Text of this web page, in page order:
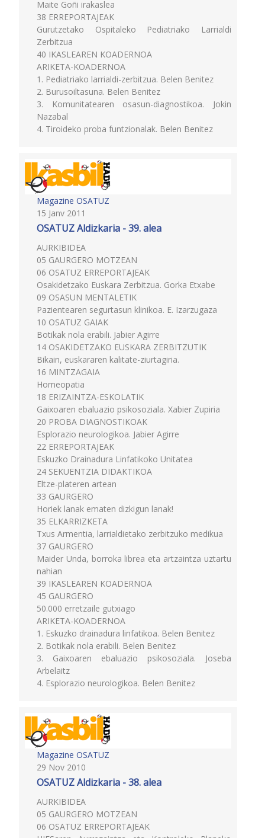
Maite Goñi irakaslea
38 ERREPORTAJEAK
Gurutzetako Ospitaleko Pediatriako Larrialdi
Zerbitzua
40 IKASLEAREN KOADERNOA
ARIKETA-KOADERNOA
1. Pediatriako larrialdi-zerbitzua. Belen Benitez
2. Burusoiltasuna. Belen Benitez
3. Komunitatearen osasun-diagnostikoa. Jokin
Nazabal
4. Tiroideko proba funtzionalak. Belen Benitez
Magazine OSATUZ
15 Janv 2011
OSATUZ Aldizkaria - 39. alea
AURKIBIDEA
05 GAURGERO MOTZEAN
06 OSATUZ ERREPORTAJEAK
Osakidetzako Euskara Zerbitzua. Gorka Etxabe
09 OSASUN MENTALETIK
Pazientearen segurtasun klinikoa. E. Izarzugaza
10 OSATUZ GAIAK
Botikak nola erabili. Jabier Agirre
14 OSAKIDETZAKO EUSKARA ZERBITZUTIK
Bikain, euskararen kalitate-ziurtagiria.
16 MINTZAGAIA
Homeopatia
18 ERIZAINTZA-ESKOLATIK
Gaixoaren ebaluazio psikosoziala. Xabier Zupiria
20 PROBA DIAGNOSTIKOAK
Esplorazio neurologikoa. Jabier Agirre
22 ERREPORTAJEAK
Eskuzko Drainadura Linfatikoko Unitatea
24 SEKUENTZIA DIDAKTIKOA
Eltze-plateren artean
33 GAURGERO
Horiek lanak ematen dizkigun lanak!
35 ELKARRIZKETA
Txus Armentia, larrialdietako zerbitzuko medikua
37 GAURGERO
Maider Unda, borroka librea eta artzaintza uztartu
nahian
39 IKASLEAREN KOADERNOA
45 GAURGERO
50.000 erretzaile gutxiago
ARIKETA-KOADERNOA
1. Eskuzko drainadura linfatikoa. Belen Benitez
2. Botikak nola erabili. Belen Benitez
3. Gaixoaren ebaluazio psikosoziala. Joseba
Arbelaitz
4. Esplorazio neurologikoa. Belen Benitez
Magazine OSATUZ
29 Nov 2010
OSATUZ Aldizkaria - 38. alea
AURKIBIDEA
05 GAURGERO MOTZEAN
06 OSATUZ ERREPORTAJEAK